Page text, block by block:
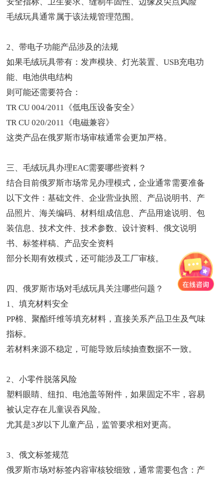
毛绒玩具通常属于该法规管理范围。
2、带电子功能产品涉及的法规
如果毛绒玩具带有：发声模块、灯光装置、USB充电功
能、电池供电结构
则可能还需要符合：
TR CU 004/2011《低电压设备安全》
TR CU 020/2011《电磁兼容》
这类产品在俄罗斯市场审核通常会更加严格。
三、毛绒玩具办理EAC需要哪些资料？
结合目前俄罗斯市场常见办理模式，企业通常需要准备
以下文件：基础文件、企业营业执照、产品说明书、产
品照片、海关编码、材料组成信息、产品用途说明、包
装信息、技术文件、技术参数、设计资料、俄文说明
书、标签样稿、产品安全资料
部分长期有效模式，还可能涉及工厂审核。
四、俄罗斯市场对毛绒玩具关注哪些问题？
1、填充材料安全
PP棉、聚酯纤维等填充材料，直接关系产品卫生及气味
指标。
若材料来源不稳定，可能导致后续抽查数据不一致。
2、小零件脱落风险
塑料眼睛、纽扣、电池盖等附件，如果固定不牢，容易
被认定存在儿童误吞风险。
尤其是3岁以下儿童产品，监管要求相对更高。
3、俄文标签规范
俄罗斯市场对标签内容审核较细致，通常需要包含：产